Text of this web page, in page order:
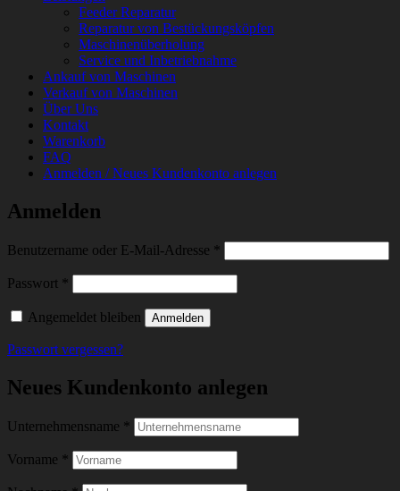
Feeder Reparatur
Reparatur von Bestückungsköpfen
Maschinenüberholung
Service und Inbetriebnahme
Ankauf von Maschinen
Verkauf von Maschinen
Über Uns
Kontakt
Warenkorb
FAQ
Anmelden / Neues Kundenkonto anlegen
Anmelden
Benutzername oder E-Mail-Adresse *
Passwort *
Angemeldet bleiben Anmelden
Passwort vergessen?
Neues Kundenkonto anlegen
Unternehmensname *
Vorname *